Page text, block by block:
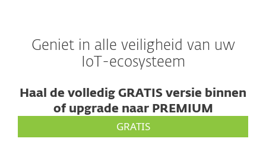
Geniet in alle veiligheid van uw
IoT-ecosysteem
Haal de volledig GRATIS versie binnen
of upgrade naar PREMIUM
GRATIS